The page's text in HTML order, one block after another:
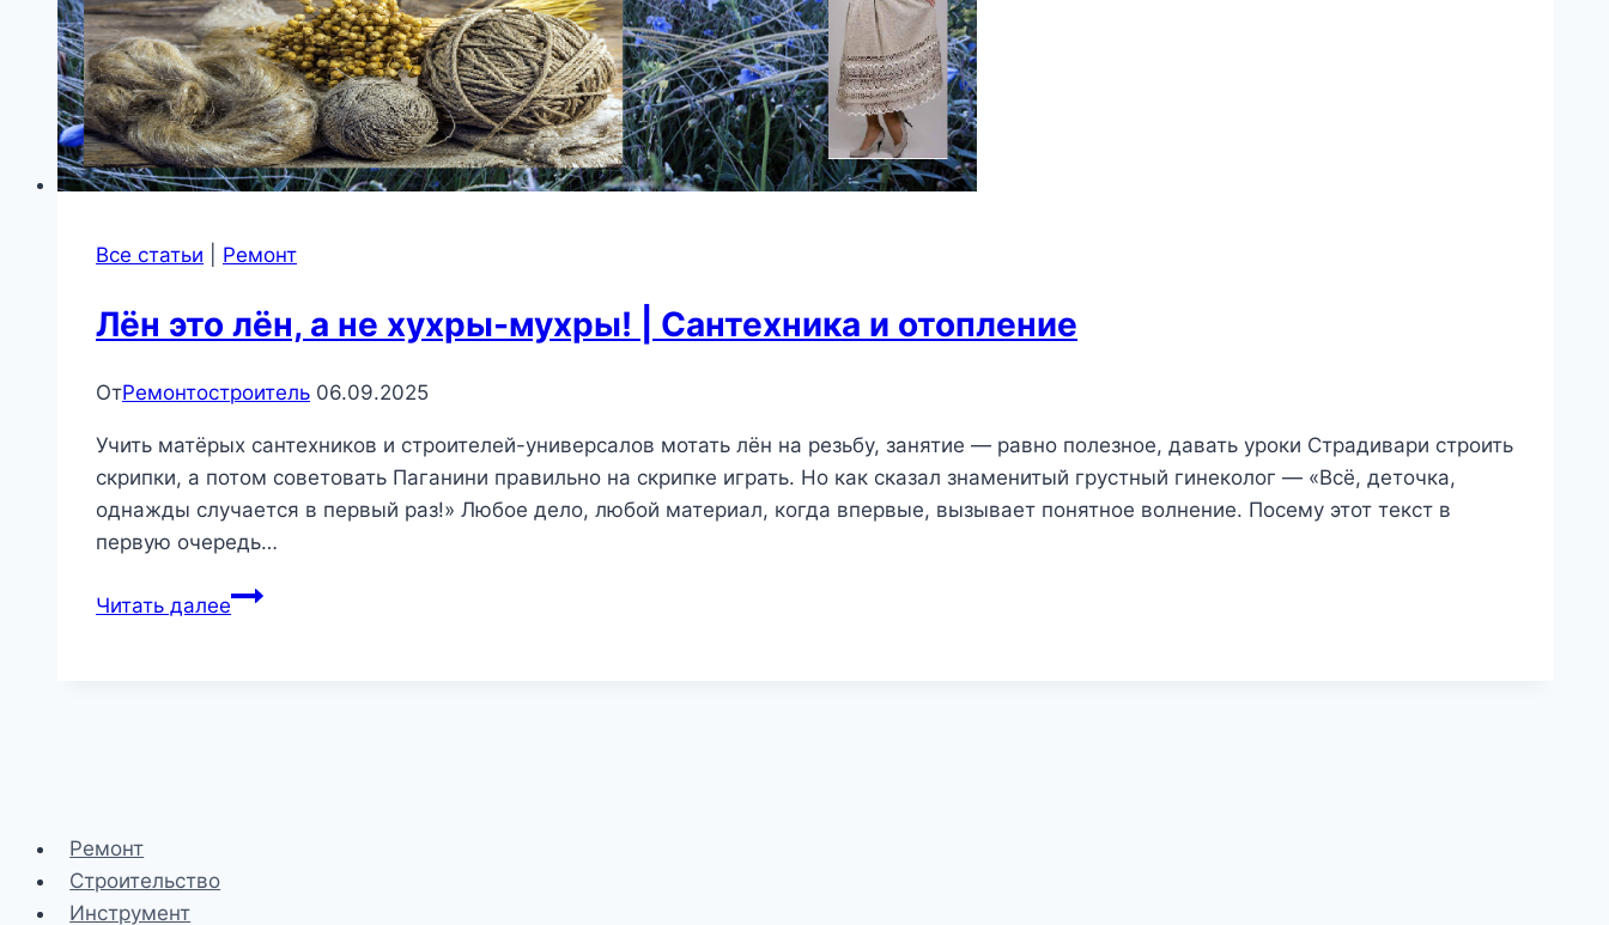
Все статьи Ремонт
Лён это лён, а не хухры-мухры! | Сантехника и отопление
ОтРемонтостроитель 06.09.2025
Учить матёрых сантехников и строителей-универсалов мотать лён на резьбу, занятие — равно полезное, давать уроки Страдивари строить
скрипки, а потом советовать Паганини правильно на скрипке играть. Но как сказал знаменитый грустный гинеколог — «Всё, деточка,
однажды случается в первый раз!» Любое дело, любой материал, когда впервые, вызывает понятное волнение. Посему этот текст в
первую очередь…
Читать далееЛён
Ремонт
Строительство
Инструмент